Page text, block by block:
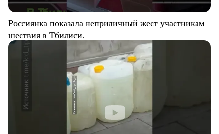
Россиянка показала неприличный жест участникам
шествия в Тбилиси.